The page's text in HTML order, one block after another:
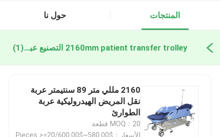
المنتجات حول نا
2160mm patient transfer trolley التصنيع عبر الإنترنت(1)
2160 مللي متر 89 سنتيمتر عربة
نقل المريض الهيدروليكية عربة
الطوارئ
MOQ：20 قطعة
الأسعار：$580.00~$600.00/Pieces >=20